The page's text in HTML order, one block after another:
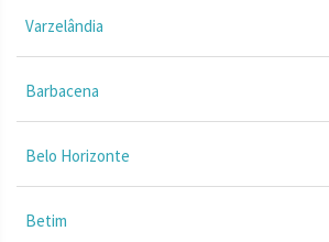
Varzelândia
Barbacena
Belo Horizonte
Betim